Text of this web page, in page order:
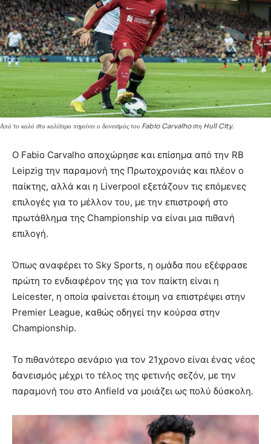
Από το καλό στο καλύτερο πηγαίνει ο δανεισμός του Fabio Carvalho στη Hull City.
Ο Fabio Carvalho αποχώρησε και επίσημα από την RB
Leipzig την παραμονή της Πρωτοχρονιάς και πλέον ο
παίκτης, αλλά και η Liverpool εξετάζουν τις επόμενες
επιλογές για το μέλλον του, με την επιστροφή στο
πρωτάθλημα της Championship να είναι μια πιθανή
επιλογή.
Όπως αναφέρει το Sky Sports, η ομάδα που εξέφρασε
πρώτη το ενδιαφέρον της για τον παίκτη είναι η
Leicester, η οποία φαίνεται έτοιμη να επιστρέψει στην
Premier League, καθώς οδηγεί την κούρσα στην
Championship.
Το πιθανότερο σενάριο για τον 21χρονο είναι ένας νέος
δανεισμός μέχρι το τέλος της φετινής σεζόν, με την
παραμονή του στο Anfield να μοιάζει ως πολύ δύσκολη.